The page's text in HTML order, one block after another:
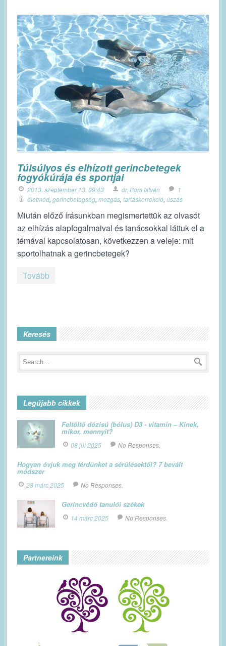
Túlsúlyos és elhízott gerincbetegek
fogyókúrája és sportjai
2013. szeptember 13. 09:43 dr. Bors István
1
életmód, gerincbetegség, mozgás, tartáskorrekció, úszás
Miután előző írásunkban megismertettük az olvasót
az elhízás alapfogalmaival és tanácsokkal láttuk el a
témával kapcsolatosan, következzen a veleje: mit
sportolhatnak a gerincbetegek?
Tovább
Keresés
Legújabb cikkek
Feltöltő dózisú (bólus) D3 - vitamin – Kinek,
mikor, mennyit?
08 júl 2025 No Responses.
Hogyan óvjuk meg térdünket a sérülésektől? 7 bevált
módszer
28 márc 2025 No Responses.
Gerincvédő tanulói székek
14 márc 2025 No Responses.
Partnereink